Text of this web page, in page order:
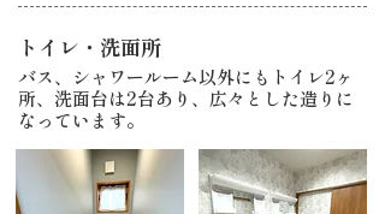
トイレ・洗面所
バス、シャワールーム以外にもトイレ2ヶ
所、洗面台は2台あり、広々とした造りに
なっています。